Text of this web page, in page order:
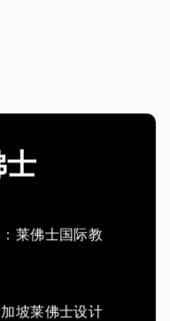
士
莱佛士国际教
坡莱佛士设计